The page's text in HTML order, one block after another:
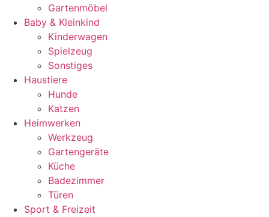
Gartenmöbel
Baby & Kleinkind
Kinderwagen
Spielzeug
Sonstiges
Haustiere
Hunde
Katzen
Heimwerken
Werkzeug
Gartengeräte
Küche
Badezimmer
Türen
Sport & Freizeit